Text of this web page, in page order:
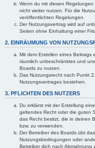
Wenn du mit diesen
nicht weiter nutzen. Für die
veröffentlichten Regelungen.
Der Nutzungsvertrag wird auf
Seiten ohne Einhaltung einer
2. EINRÄUMUNG VON
Mit dem Erstellen eines Beitrags
räumlich unbeschränktes und
Boards zu nutzen.
Das Nutzungsrecht nach Punkt
Nutzungsvertrages bestehen.
3. PFLICHTEN DES NUTZERS
Du erklärst mit der Erstellung
geltendes Recht oder die guten
das Recht besitzt, die in deinen
bzw. zu verwenden.
Der Betreiber des Boards übt
Nutzungsbedingungen oder
Betreiber dich nach Abmahnung